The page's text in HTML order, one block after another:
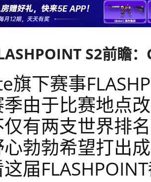
S2前瞻
旗下赛事
由于比赛地点
仅有两支世界排
勃勃希望打出
届